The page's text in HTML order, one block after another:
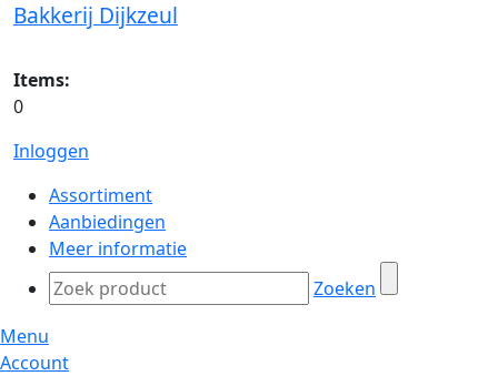
Bakkerij Dijkzeul
Items:
0
Inloggen
Assortiment
Aanbiedingen
Meer informatie
Zoeken
Menu
Account